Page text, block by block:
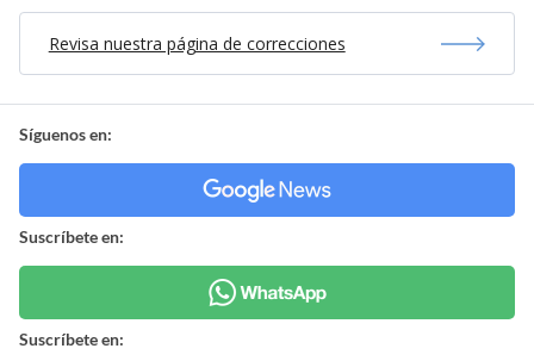
Revisa nuestra página de correcciones
Síguenos en:
Suscríbete en:
Suscríbete en: